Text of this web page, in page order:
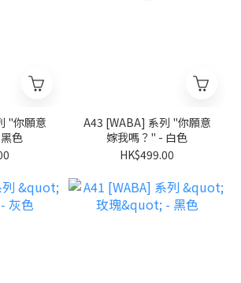
嫁我嗎？" - 黑色
A43 [WABA] 系列 "你願意
嫁我嗎？" - 白色
HK$499.00